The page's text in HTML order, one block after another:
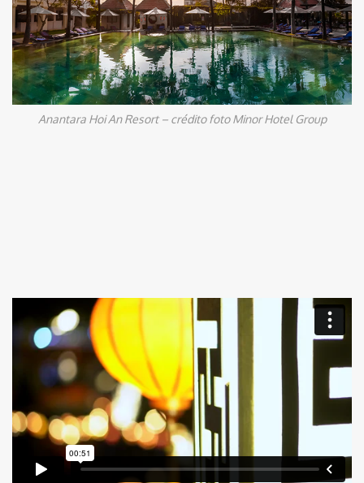
Anantara Hoi An Resort – crédito foto Minor Hotel Group